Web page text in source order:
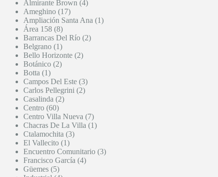
Almirante Brown (4)
Ameghino (17)
Ampliación Santa Ana (1)
Área 158 (8)
Barrancas Del Río (2)
Belgrano (1)
Bello Horizonte (2)
Botánico (2)
Botta (1)
Campos Del Este (3)
Carlos Pellegrini (2)
Casalinda (2)
Centro (60)
Centro Villa Nueva (7)
Chacras De La Villa (1)
Ctalamochita (3)
El Vallecito (1)
Encuentro Comunitario (3)
Francisco García (4)
Güemes (5)